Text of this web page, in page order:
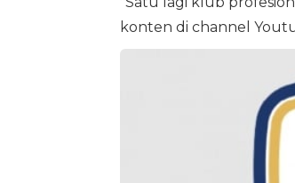
konten di channel